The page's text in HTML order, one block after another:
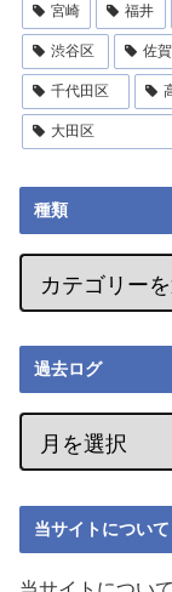
宮崎 福井
渋谷区 佐賀
千代田区
大田区
種類
過去ログ
当サイトについて